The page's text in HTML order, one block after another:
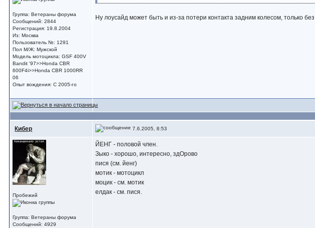
Группа: Ветераны форума
Сообщений: 2844
Регистрация: 19.8.2004
Из: Москва
Пользователь №: 1291
Пол М/Ж: Мужской
Модель мотоцикла: GSF 400V
Bandit '97>>Honda CBR
600F4i>>Honda CBR 1000RR
06
Опыт вождения: С 2005-го
Ну лоусайд может быть и из-за потери контакта задним колесом, только
Кибер 7.6.2005, 8:53
Пробежий
Группа: Ветераны форума
Сообщений: 4929
ЙЕНГ - половой член.
Зыко - хорошо, интересно, здОрово
пися (см. йенг)
мотик - мотоцикл
моцик - см. мотик
елдак - см. пися.